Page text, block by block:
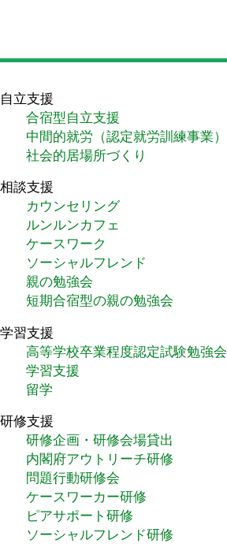
自立支援
合宿型自立支援
中間的就労（認定就労訓練事業）
社会的居場所づくり
相談支援
カウンセリング
ルンルンカフェ
ケースワーク
ソーシャルフレンド
親の勉強会
短期合宿型の親の勉強会
学習支援
高等学校卒業程度認定試験勉強会
学習支援
留学
研修支援
研修企画・研修会場貸出
内閣府アウトリーチ研修
問題行動研修会
ケースワーカー研修
ピアサポート研修
ソーシャルフレンド研修